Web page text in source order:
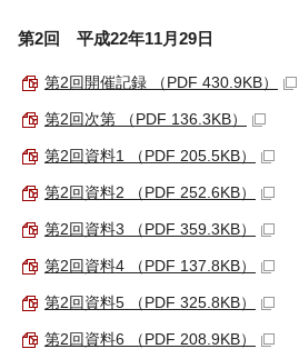
第2回 平成22年11月29日
第2回開催記録 （PDF 430.9KB）
第2回次第 （PDF 136.3KB）
第2回資料1 （PDF 205.5KB）
第2回資料2 （PDF 252.6KB）
第2回資料3 （PDF 359.3KB）
第2回資料4 （PDF 137.8KB）
第2回資料5 （PDF 325.8KB）
第2回資料6 （PDF 208.9KB）